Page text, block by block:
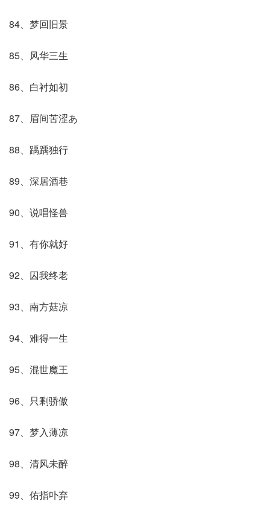
84、梦回旧景
85、风华三生
86、白衬如初
87、眉间苦涩あ
88、踽踽独行
89、深居酒巷
90、说唱怪兽
91、有你就好
92、囚我终老
93、南方菇凉
94、难得一生
95、混世魔王
96、只剩骄傲
97、梦入薄凉
98、清风未醉
99、佑指卟弃